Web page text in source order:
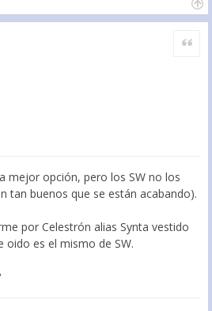
Citar
mejor opción, pero los SW no los
tan buenos que se están acabando).
por Celestrón alias Synta vestido
oido es el mismo de SW.